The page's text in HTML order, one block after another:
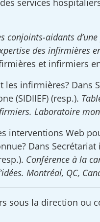
conjoints-aidants
des infirmières
et infirmiers
les infirmières?
(SIDIIEF) (resp.).
Laboratoire
interventions Web
Dans
Conférence à la
Montréal, QC,
sous la direction ou